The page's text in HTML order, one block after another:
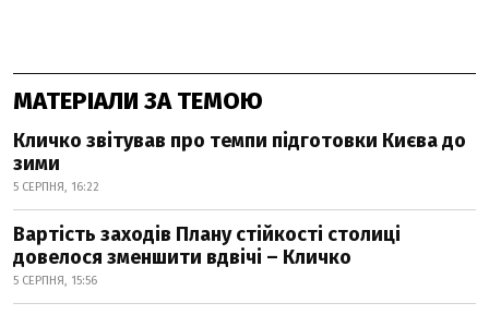
МАТЕРІАЛИ ЗА ТЕМОЮ
Кличко звітував про темпи підготовки Києва до
зими
5 СЕРПНЯ, 16:22
Вартість заходів Плану стійкості столиці
довелося зменшити вдвічі – Кличко
5 СЕРПНЯ, 15:56